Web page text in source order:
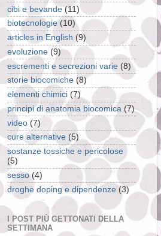
cibi e bevande (11)
biotecnologie (10)
articles in English (9)
evoluzione (9)
escrementi e secrezioni varie (8)
storie biocomiche (8)
elementi chimici (7)
principi di anatomia biocomica (7)
video (7)
cure alternative (5)
sostanze tossiche e pericolose
(5)
sesso (4)
droghe doping e dipendenze (3)
I POST PIÙ GETTONATI DELLA
SETTIMANA